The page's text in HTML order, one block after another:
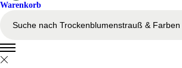
Warenkorb
h
e
n